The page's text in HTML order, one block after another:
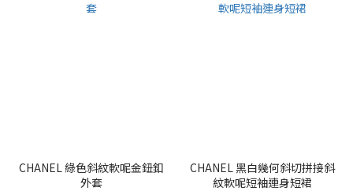
CHANEL 綠色斜紋軟呢金鈕釦
外套
CHANEL 黑白幾何斜切拼接斜
紋軟呢短袖連身短裙